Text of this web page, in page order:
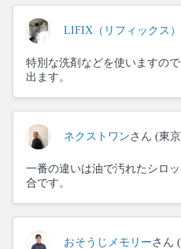
LIFIX（リフィックス）
特別な洗剤などを使いますの
出ます。
ネクストワン さん (東
一番の違いは油で汚れたシロ
合です。
おそうじメモリー さん